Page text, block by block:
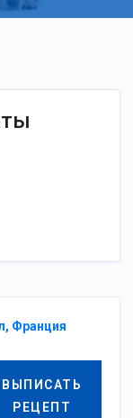
Франция
ВЫПИСАТЬ
РЕЦЕПТ